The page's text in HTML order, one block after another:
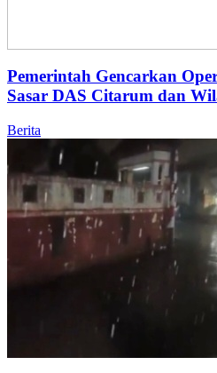
Pemerintah Gencarkan
Sasar DAS Citarum dan
Berita